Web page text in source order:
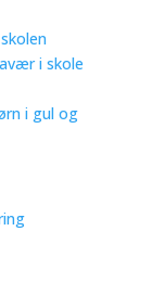
i skole
i gul og